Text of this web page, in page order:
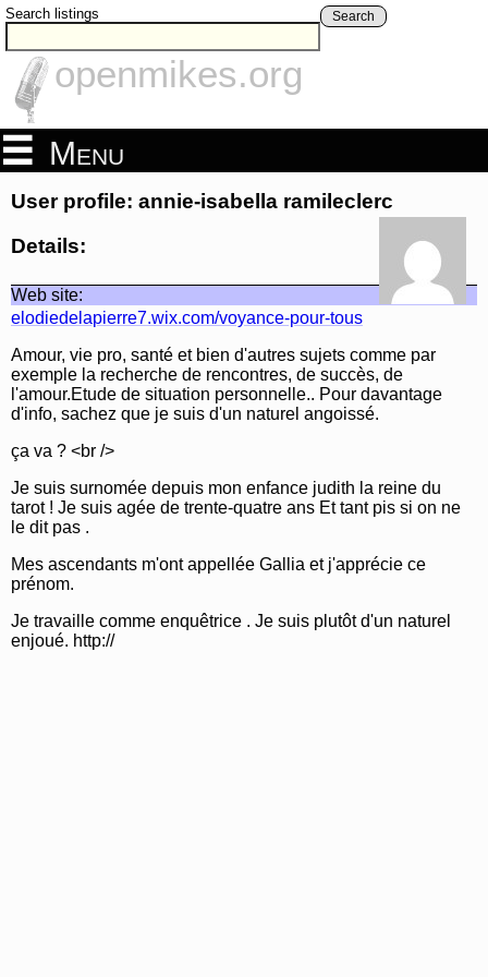
Search listings Search
openmikes.org
Menu
User profile: annie-isabella ramileclerc
Details:
Web site:
elodiedelapierre7.wix.com/voyance-pour-tous
Amour, vie pro, santé et bien d'autres sujets comme par
exemple la recherche de rencontres, de succès, de
l'amour.Etude de situation personnelle.. Pour davantage
d'info, sachez que je suis d'un naturel angoissé.
ça va ? <br />
Je suis surnomée depuis mon enfance judith la reine du
tarot ! Je suis agée de trente-quatre ans Et tant pis si on ne
le dit pas .
Mes ascendants m'ont appellée Gallia et j'apprécie ce
prénom.
Je travaille comme enquêtrice . Je suis plutôt d'un naturel
enjoué. http://